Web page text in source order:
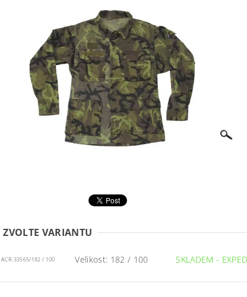
ZVOLTE VARIANTU
ACR-33565/182 / 100 Velikost: 182 / 100 SKLADEM -